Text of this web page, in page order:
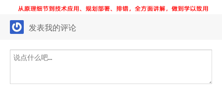
发表我的评论